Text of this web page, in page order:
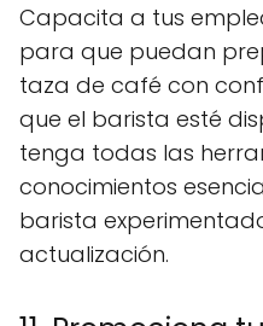
Capacita a tus
para que puedan
taza de café con
que el barista esté
tenga todas las
conocimientos
barista
actualización.